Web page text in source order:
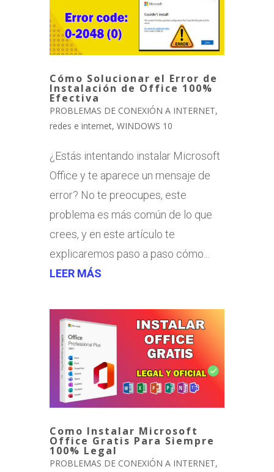
Cómo Solucionar el Error de
Instalación de Office 100%
Efectiva
PROBLEMAS DE CONEXIÓN A INTERNET,
redes e internet, WINDOWS 10
¿Estás intentando instalar Microsoft
Office y te aparece un mensaje de
error? No te preocupes, este
problema es más común de lo que
crees, y en este artículo te
explicaremos paso a paso cómo...
LEER MÁS
Como Instalar Microsoft
Office Gratis Para Siempre
100% Legal
PROBLEMAS DE CONEXIÓN A INTERNET,